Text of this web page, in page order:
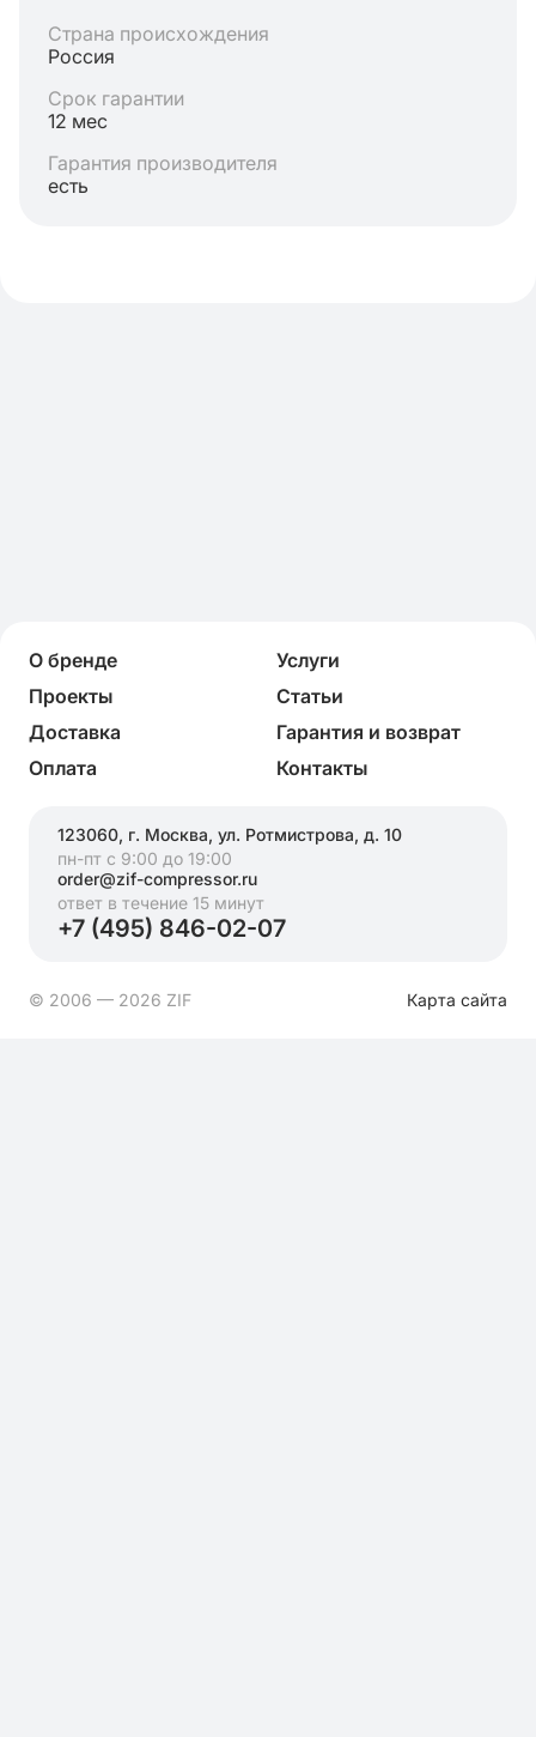
Страна происхождения
Россия
Срок гарантии
12 мес
Гарантия производителя
есть
О бренде
Услуги
Проекты
Статьи
Доставка
Гарантия и возврат
Оплата
Контакты
123060, г. Москва, ул. Ротмистрова, д. 10
пн-пт с 9:00 до 19:00
order@zif-compressor.ru
ответ в течение 15 минут
+7 (495) 846-02-07
© 2006 — 2026 ZIF Карта сайта